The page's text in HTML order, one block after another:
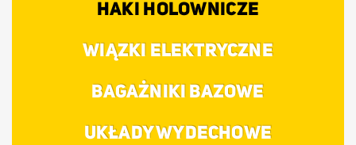
HAKI HOLOWNICZE
WIĄZKI ELEKTRYCZNE
BAGAŻNIKI BAZOWE
UKŁADY WYDECHOWE